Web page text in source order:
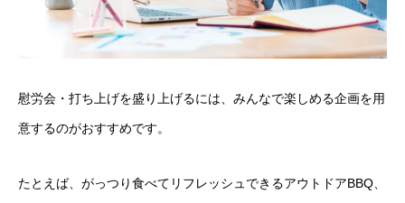
慰労会・打ち上げを盛り上げるには、みんなで楽しめる企画を用
意するのがおすすめです。
たとえば、がっつり食べてリフレッシュできるアウトドアBBQ、